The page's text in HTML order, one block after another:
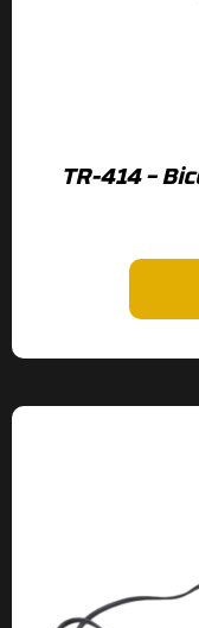
TR-414 –